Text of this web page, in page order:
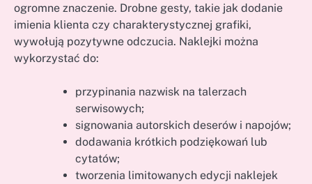
ogromne znaczenie. Drobne gesty, takie jak dodanie
imienia klienta czy charakterystycznej grafiki,
wywołują pozytywne odczucia. Naklejki można
wykorzystać do:
przypinania nazwisk na talerzach
serwisowych;
signowania autorskich deserów i napojów;
dodawania krótkich podziękowań lub
cytatów;
tworzenia limitowanych edycji naklejek